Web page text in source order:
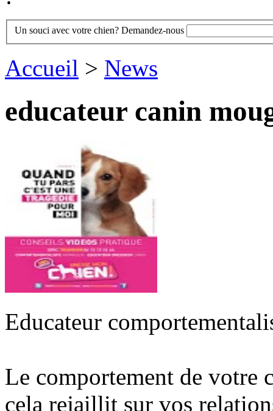
Un souci avec votre chien? Demandez-nous
Accueil > News
educateur canin
Educateur
Le comportement de votre
cela rejaillit sur vos